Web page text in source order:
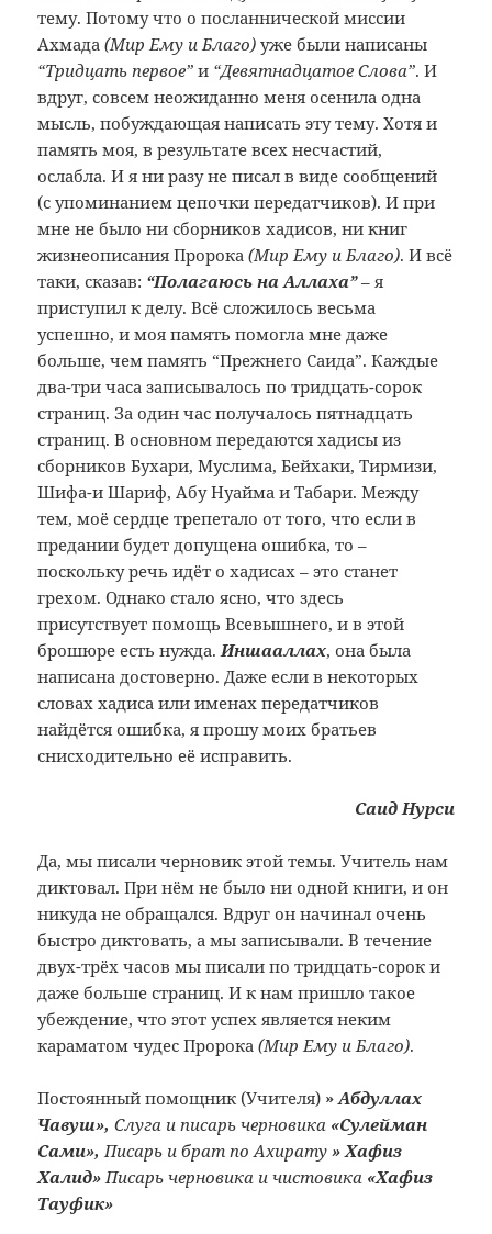
тему. Потому что о посланнической миссии
Ахмада(Мир Ему и Благо) уже были написаны
“Тридцать первое” и “Девятнадцатое Слова”. И
вдруг, совсем неожиданно меня осенила одна
мысль, побуждающая написать эту тему. Хотя и
память моя, в результате всех несчастий,
ослабла. И я ни разу не писал в виде сообщений
(с упоминанием цепочки передатчиков). И при
мне не было ни сборников хадисов, ни книг
жизнеописания Пророка(Мир Ему и Благо). И всё
таки, сказав: “Полагаюсь на Аллаха”– я
приступил к делу. Всё сложилось весьма
успешно, и моя память помогла мне даже
больше, чем память “Прежнего Саида”. Каждые
два-три часа записывалось по тридцать-сорок
страниц. За один час получалось пятнадцать
страниц. В основном передаются хадисы из
сборников Бухари, Муслима, Бейхаки, Тирмизи,
Шифа-и Шариф, Абу Нуайма и Табари. Между
тем, моё сердце трепетало от того, что если в
предании будет допущена ошибка, то –
поскольку речь идёт о хадисах – это станет
грехом. Однако стало ясно, что здесь
присутствует помощь Всевышнего, и в этой
брошюре есть нужда.Иншааллах, она была
написана достоверно. Даже если в некоторых
словах хадиса или именах передатчиков
найдётся ошибка, я прошу моих братьев
снисходительно её исправить.
Саид Нурси
Да, мы писали черновик этой темы. Учитель нам
диктовал. При нём не было ни одной книги, и он
никуда не обращался. Вдруг он начинал очень
быстро диктовать, а мы записывали. В течение
двух-трёх часов мы писали по тридцать-сорок и
даже больше страниц. И к нам пришло такое
убеждение, что этот успех является неким
караматом чудес Пророка(Мир Ему и Благо).
Постоянный помощник (Учителя) »Абдуллах
Чавуш»,Слуга и писарь черновика «Сулейман
Сами», Писарь и брат по Ахирату»Хафиз
Халид»Писарь черновика и чистовика «Хафиз
Тауфик»